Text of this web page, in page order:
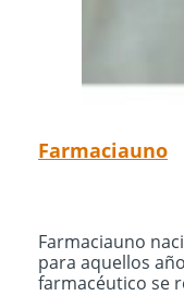
Farmaciauno
Farmaciauno
para aquellos
farmacéutico se